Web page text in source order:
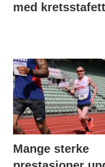
med kretsstafett
Mange sterke